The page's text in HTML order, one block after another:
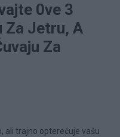
0ve 3
Za Jetru, A
Za
ali trajno opterećuje vašu